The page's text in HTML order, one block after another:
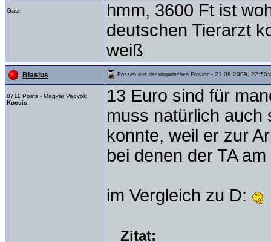
Gast
hmm, 3600 Ft ist
deutschen Tierarzt
weiß
Blasius Possen aus der ungarischen Provinz - 21.09.2009,
8711 Posts - Magyar Vagyok
Kocsis
13 Euro sind für
muss natürlich auch
konnte, weil er zur
bei denen der TA
im Vergleich zu D:
Zitat: